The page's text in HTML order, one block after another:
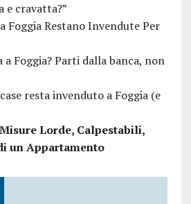
e cravatta?”
Foggia Restano Invendute Per
a Foggia? Parti dalla banca, non
resta invenduto a Foggia (e
Lorde, Calpestabili,
un Appartamento